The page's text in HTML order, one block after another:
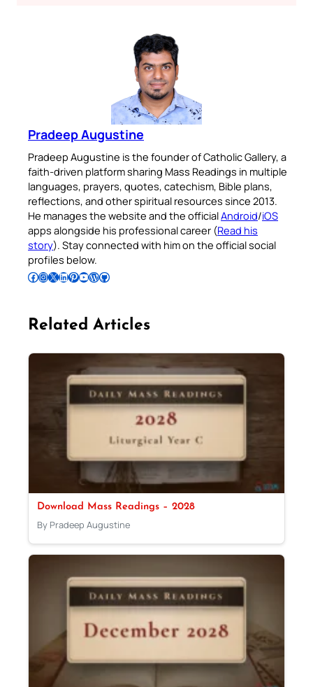
Pradeep Augustine
Pradeep Augustine is the founder of Catholic Gallery, a
faith-driven platform sharing Mass Readings in multiple
languages, prayers, quotes, catechism, Bible plans,
reflections, and other spiritual resources since 2013.
He manages the website and the officialAndroid/iOS
apps alongside his professional career (Read his
story). Stay connected with him on the official social
profiles below.
Follow Pradeep on Facebook Follow Pradeep on InstagramFollow Pradeep on X Follow Pradeep on LinkedIn Follow Pradeep on Pinterest Subscribe to Pradeep’s Youtube Channel Follow Pradeep on WordPress Follow Pradeep on GitHub
Related Articles
Download Mass Readings – 2028
By Pradeep Augustine